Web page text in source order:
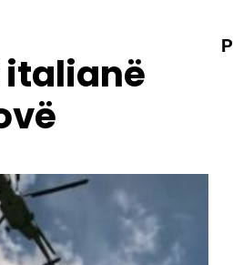
italianë